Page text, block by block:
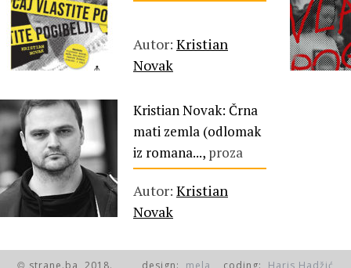
Autor: Kristian
Novak
Kristian Novak: Črna
mati zemla (odlomak
iz romana..., proza
Autor: Kristian
Novak
strane.ba, 2018. design: mela coding: Haris Hadžić